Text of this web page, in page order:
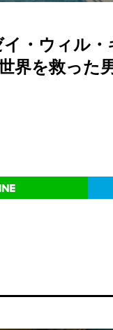
・ウィル・
界を救った男